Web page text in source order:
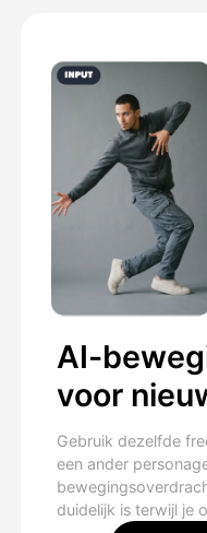
AI-
voor
Gebruik dezelfde
een ander
duidelijk is terwijl je